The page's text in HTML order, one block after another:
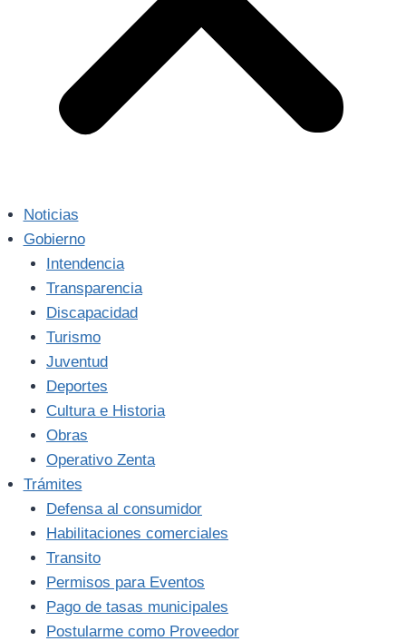
Noticias
Gobierno
Intendencia
Transparencia
Discapacidad
Turismo
Juventud
Deportes
Cultura e Historia
Obras
Operativo Zenta
Trámites
Defensa al consumidor
Habilitaciones comerciales
Transito
Permisos para Eventos
Pago de tasas municipales
Postularme como Proveedor